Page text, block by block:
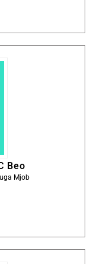
Beo
Mjob